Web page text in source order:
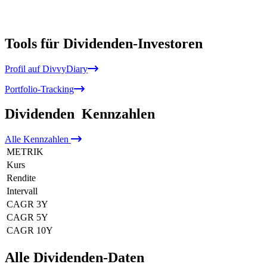
Tools für Dividenden-Investoren
Profil auf DivvyDiary
Portfolio-Tracking
Dividenden Kennzahlen
Alle Kennzahlen
METRIK
Kurs
Rendite
Intervall
CAGR 3Y
CAGR 5Y
CAGR 10Y
Alle Dividenden-Daten